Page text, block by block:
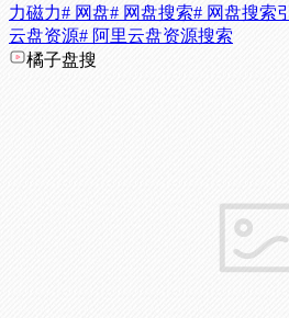
力磁力# 网盘# 网盘搜索# 网盘搜索
云盘资源# 阿里云盘资源搜索
橘子盘搜